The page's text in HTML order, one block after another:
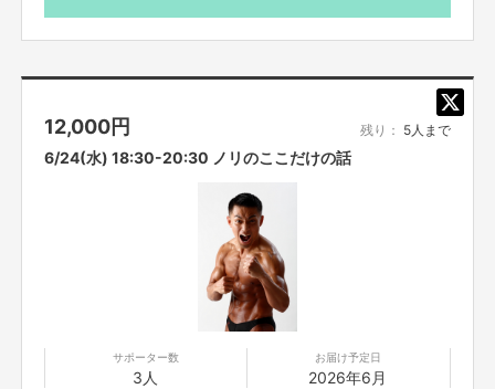
12,000円 残り： 5人まで
6/24(水) 18:30-20:30 ノリのここだけの話
サポーター数
3人
お届け予定日
2026年6月